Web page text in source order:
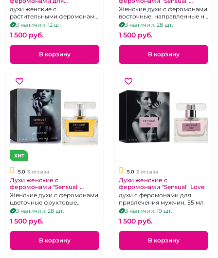
привлечения мужчин
"Sensual" Touch
духи женские с
растительными феромонами
Цеветин, 55 мл
В наличии: 12 шт.
1 500 pуб.
В корзину
Dream 55 мл
Женские духи с феромонами
восточные, направленные на
привлечение внимания
противоположного пола,
усиление сексуального
влечения.
В наличии: 28 шт.
1 500 pуб.
В корзину
ХИТ
5.0 3 отзыва
Духи женские с
феромонами "Sensual"
Absolute 55 мл
Женские духи с феромонами
цветочные фруктовые
мускусные, направленные на
привлечение внимания
противоположного пола,
усиление сексуального
влечения.
В наличии: 28 шт.
1 500 pуб.
В корзину
5.0 2 отзыва
Духи женские с
феромонами "Sensual" Love
духи с феромонами для
привлечения мужчин, 55 мл
В наличии: 19 шт.
1 500 pуб.
В корзину